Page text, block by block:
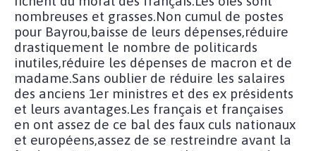
nombreuses et grasses.Non cumul de postes
pour Bayrou,baisse de leurs dépenses,réduire
drastiquement le nombre de politicards
inutiles,réduire les dépenses de macron et de
madame.Sans oublier de réduire les salaires
des anciens 1er ministres et des ex présidents
et leurs avantages.Les français et françaises
en ont assez de ce bal des faux culs nationaux
et européens,assez de se restreindre avant la